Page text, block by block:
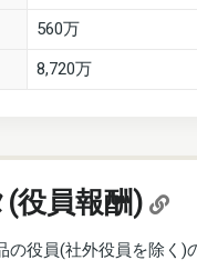
560万
8,720万
役員報酬)
の役員(社外役員を除く)